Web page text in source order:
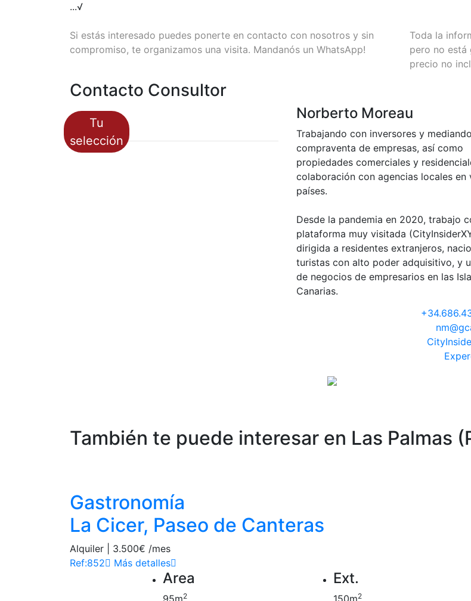
...√
Si estás interesado puedes ponerte en contacto con nosotros y sin
compromiso, te organizamos una visita. Mandanós un WhatsApp!
Toda la
pero no está
precio no
Contacto Consultor
Tu
selección
Norberto Moreau
Trabajando con inversores y mediando
compraventa de empresas, así como
propiedades comerciales y
colaboración con agencias locales en
países.
Desde la pandemia en 2020, trabajo
plataforma muy visitada
dirigida a residentes extranjeros,
turistas con alto poder adquisitivo, y
de negocios de empresarios en las
Canarias.
También te puede interesar en Las Palmas
Gastronomía
La Cicer, Paseo de Canteras
Alquiler | 3.500€ /mes
Ref:852
Más detalles
Area
95m2
Ext.
150m2